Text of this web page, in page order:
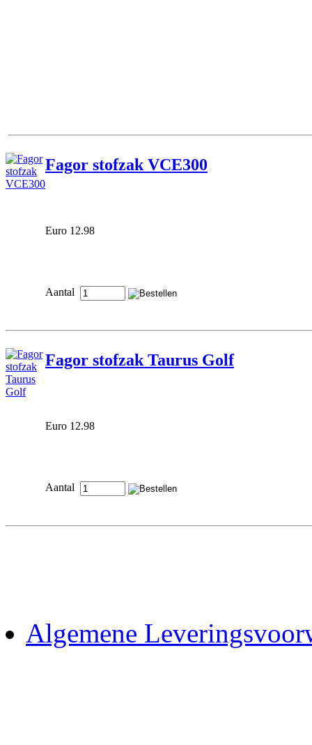
Fagor stofzak VCE300
Euro 12.98
Aantal
Fagor stofzak Taurus Golf
Euro 12.98
Aantal
Algemene